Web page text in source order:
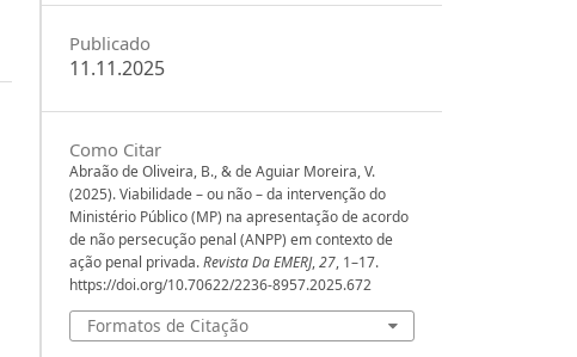
Publicado
11.11.2025
Como Citar
Abraão de Oliveira, B., & de Aguiar Moreira, V.
(2025). Viabilidade – ou não – da intervenção do
Ministério Público (MP) na apresentação de acordo
de não persecução penal (ANPP) em contexto de
ação penal privada.Revista Da EMERJ,27, 1–17.
https://doi.org/10.70622/2236-8957.2025.672
Formatos de Citação